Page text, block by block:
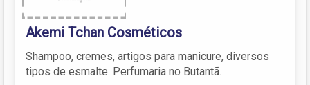
Akemi Tchan Cosméticos
Shampoo, cremes, artigos para manicure, diversos
tipos de esmalte. Perfumaria no Butantã.